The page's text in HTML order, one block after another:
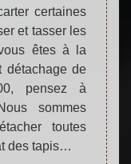
certaines
et tasser les
êtes à la
détachage de
pensez à
sommes
toutes
des tapis…